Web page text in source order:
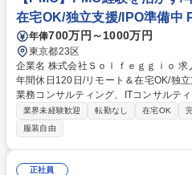
在宅OK/独立支援/IPO準備中
年俸700万円～1000万円
東京都23区
企業名 株式会社Ｓｏｌｆｅｇｇｉｏ 求人名 【PMO】PMO経験を活かす/
年間休日120日/リモート＆在宅OK/独立支援/IPO準
業務コンサルティング、ITコンサルテ
MOとして、プロジェクトを主導をい
しながら活躍できる環境です。 【具体的には】 ★ワークライフバランス
を大切にしながら数億～数10億の大手
来的には、PMとして1つの案件のメイ
（提案書作成、業務の可視化、製品の
業界未経験歓迎 転勤なし 在宅OK
服装自由
正社員